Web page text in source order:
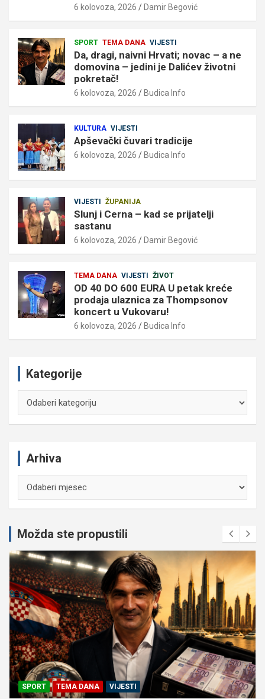
6 kolovoza, 2026 Damir Begović
SPORT TEMA DANA VIJESTI
Da, dragi, naivni Hrvati; novac – a ne
domovina – jedini je Dalićev životni
pokretač!
6 kolovoza, 2026 Budica Info
KULTURA VIJESTI
Apševački čuvari tradicije
6 kolovoza, 2026 Budica Info
VIJESTI ŽUPANIJA
Slunj i Cerna – kad se prijatelji
sastanu
6 kolovoza, 2026 Damir Begović
TEMA DANA VIJESTI ŽIVOT
OD 40 DO 600 EURA U petak kreće
prodaja ulaznica za Thompsonov
koncert u Vukovaru!
6 kolovoza, 2026 Budica Info
Kategorije
Arhiva
Možda ste propustili
SPORT TEMA DANA VIJESTI